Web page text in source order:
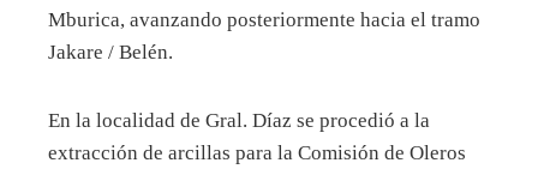
Mburica, avanzando posteriormente hacia el tramo
Jakare / Belén.
En la localidad de Gral. Díaz se procedió a la
extracción de arcillas para la Comisión de Oleros